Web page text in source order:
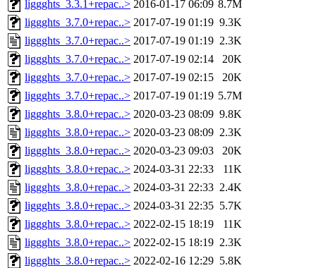
liggghts_3.3.1+repac..> 2016-01-17 06:09 8.7M
liggghts_3.7.0+repac..> 2017-07-19 01:19 9.3K
liggghts_3.7.0+repac..> 2017-07-19 01:19 2.3K
liggghts_3.7.0+repac..> 2017-07-19 02:14
20K
liggghts_3.7.0+repac..> 2017-07-19 02:15
20K
liggghts_3.7.0+repac..> 2017-07-19 01:19 5.7M
liggghts_3.8.0+repac..> 2020-03-23 08:09 9.8K
liggghts_3.8.0+repac..> 2020-03-23 08:09 2.3K
liggghts_3.8.0+repac..> 2020-03-23 09:03
20K
liggghts_3.8.0+repac..> 2024-03-31 22:33
11K
liggghts_3.8.0+repac..> 2024-03-31 22:33 2.4K
liggghts_3.8.0+repac..> 2024-03-31 22:35 5.7K
liggghts_3.8.0+repac..> 2022-02-15 18:19
11K
liggghts_3.8.0+repac..> 2022-02-15 18:19 2.3K
liggghts_3.8.0+repac..> 2022-02-16 12:29 5.8K